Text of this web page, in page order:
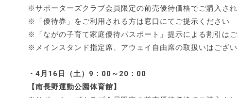
※サポーターズクラブ会員限定の前売優待価格でご購入さ
※「優待券」をご利用される方は窓口にてご提示ください
※「ながの子育て家庭優待パスポート」提示による割引は
※メインスタンド指定席、アウェイ自由席の取扱いはござ
・4月16日（土）9：00～20：00
【南長野運動公園体育館】